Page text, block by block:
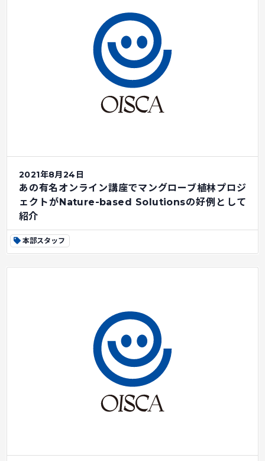
2021年8月24日
あの有名オンライン講座でマングローブ植林プロジ
ェクトがNature-based Solutionsの好例として
紹介
本部スタッフ